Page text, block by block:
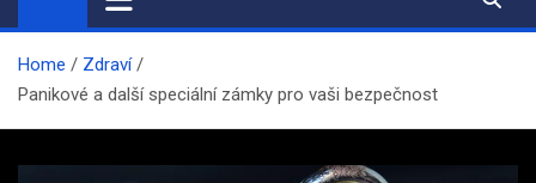
Home
Zdraví
Panikové a další speciální zámky pro vaši bezpečnost